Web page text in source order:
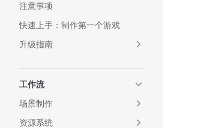
注意事项
快速上手：制作第一个游戏
升级指南
工作流
场景制作
资源系统